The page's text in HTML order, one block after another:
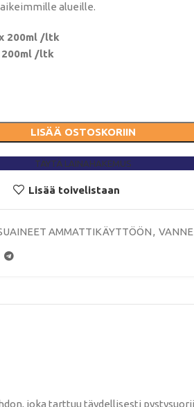
alueille.
200ml /ltk
200ml /ltk
LISÄÄ OSTOSKORIIN
TÄYTÄ LAINAHAKEMUS
Lisää toivelistaan
AMMATTIKÄYTTÖÖN,
joka tarttuu täydellisesti